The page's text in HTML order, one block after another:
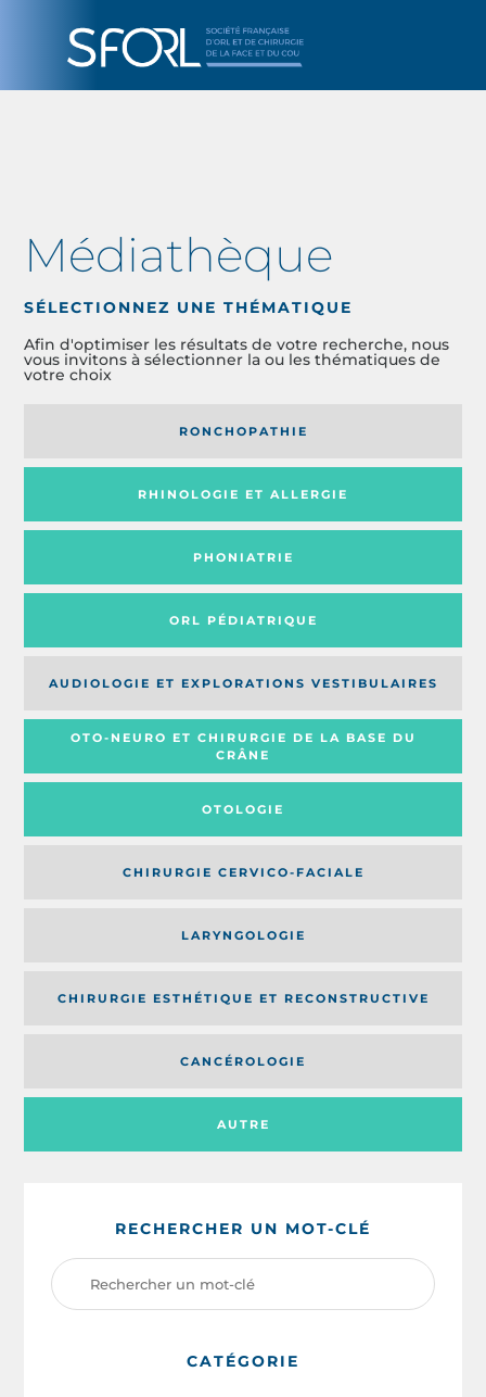
Médiathèque
SÉLECTIONNEZ UNE THÉMATIQUE
Afin d'optimiser les résultats de votre recherche, nous
vous invitons à sélectionner la ou les thématiques de
votre choix
RONCHOPATHIE
RHINOLOGIE ET ALLERGIE
PHONIATRIE
ORL PÉDIATRIQUE
AUDIOLOGIE ET EXPLORATIONS VESTIBULAIRES
OTO-NEURO ET CHIRURGIE DE LA BASE DU
CRÂNE
OTOLOGIE
CHIRURGIE CERVICO-FACIALE
AUTRE
LARYNGOLOGIE
CHIRURGIE ESTHÉTIQUE ET RECONSTRUCTIVE
CANCÉROLOGIE
RECHERCHER UN MOT-CLÉ
CATÉGORIE